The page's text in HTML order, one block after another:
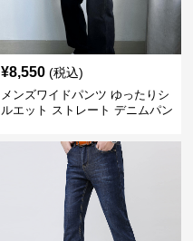
¥8,550 (税込)
メンズワイドパンツ ゆったりシ
ルエット ストレート デニムパン